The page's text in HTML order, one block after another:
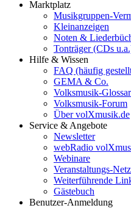
Marktplatz
Musikgruppen-
Kleinanzeigen
Noten &
Tonträger (CDs
Hilfe & Wissen
FAQ (häufig
GEMA & Co.
Volksmusik-Glossar
Volksmusik-Forum
Über volXmusik.de
Service & Angebote
Newsletter
webRadio
Webinare
Veranstaltungs-
Weiterführende
Gästebuch
Benutzer-Anmeldung